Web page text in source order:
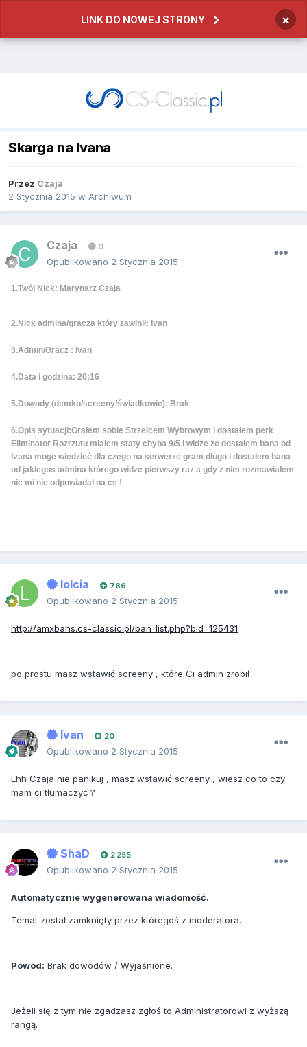
LINK DO NOWEJ STRONY ×
Skarga na Ivana
Przez Czaja
2 Stycznia 2015 w Archiwum
Czaja 0
Opublikowano 2 Stycznia 2015
1.Twój Nick: Marynarz Czaja
2.Nick admina/gracza który zawinił: Ivan
3.Admin/Gracz : Ivan
4.Data i godzina: 20:16
5.Dowody (demko/screeny/świadkowie): Brak
6.Opis sytuacji:Grałem sobie Strzelcem Wybrowym i dostałem perk
Eliminator Rozrzutu miałem staty chyba 9/5 i widze że dostałem bana od
Ivana moge wiedzieć dla czego na serwerze gram długo i dostałem bana
od jakiegos admina którego widze pierwszy raz a gdy z nim rozmawiałem
nic mi nie odpowiadał na cs !
lolcia 786
Opublikowano 2 Stycznia 2015
http://amxbans.cs-classic.pl/ban_list.php?bid=125431
po prostu masz wstawić screeny , które Ci admin zrobił
Ivan 20
Opublikowano 2 Stycznia 2015
Ehh Czaja nie panikuj , masz wstawić screeny , wiesz co to czy
mam ci tłumaczyć ?
ShaD 2 255
Opublikowano 2 Stycznia 2015
Automatycznie wygenerowana wiadomość.
Temat został zamknięty przez któregoś z moderatora.
Powód: Brak dowodów / Wyjaśnione.
Jeżeli się z tym nie zgadzasz zgłoś to Administratorowi z wyższą
rangą.